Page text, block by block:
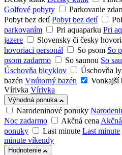
Golfové pobyty
Parkovanie
Pobyt bez detí Pobyt bez detí
parkovaním
Pri aquaparku Pri
jazere
Slovensky či česky
hovoriaci personál
So psom So
psom zadarmo
So saunou So
Úschovňa bicyklov
Úschovňa
bazén Vnútorný bazén Vonkajší
Vírivka Vírivka
Výhodná ponuka
Narodeninové ponuky
Noc zadarmo
Akčná cena
ponuky
Last minute Last minute
minute víkendy
Hodnotenie